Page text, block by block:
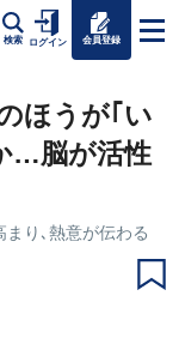
検索 ログイン 会員登録
ほうが｢い
…脳が活性
り､熱意が伝わる